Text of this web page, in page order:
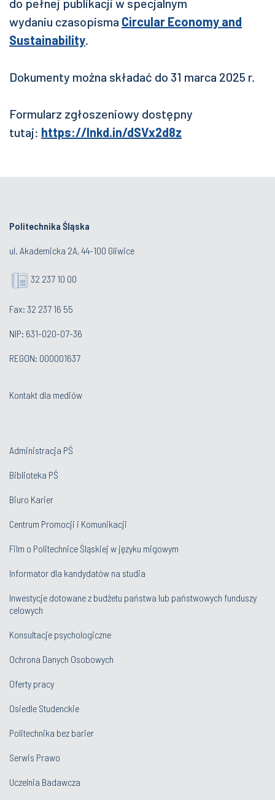
do pełnej publikacji w specjalnym
wydaniu czasopisma Circular Economy and
Sustainability.
Dokumenty można składać do 31 marca 2025 r.
Formularz zgłoszeniowy dostępny
tutaj: https://lnkd.in/dSVx2d8z
Politechnika Śląska
ul. Akademicka 2A, 44-100 Gliwice
32 237 10 00
Fax: 32 237 16 55
NIP: 631-020-07-36
REGON: 000001637
Kontakt dla mediów
Administracja PŚ
Biblioteka PŚ
Biuro Karier
Centrum Promocji i Komunikacji
Film o Politechnice Śląskiej w języku migowym
Informator dla kandydatów na studia
Inwestycje dotowane z budżetu państwa lub państwowych funduszy
celowych
Konsultacje psychologiczne
Ochrona Danych Osobowych
Oferty pracy
Osiedle Studenckie
Politechnika bez barier
Serwis Prawo
Uczelnia Badawcza